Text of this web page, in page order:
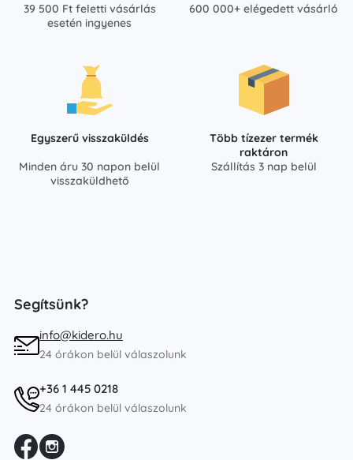
39 500 Ft feletti vásárlás
esetén ingyenes
600 000+ elégedett vásárló
Egyszerű visszaküldés
Minden áru 30 napon belül
visszaküldhető
Több tízezer termék
raktáron
Szállítás 3 nap belül
Segítsünk?
info@kidero.hu
24 órákon belül válaszolunk
+36 1 445 0218
24 órákon belül válaszolunk